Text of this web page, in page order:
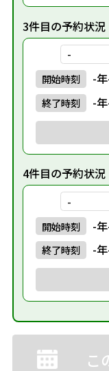
3件目の予約状況
-
開始時刻 -
終了時刻 -
4件目の予約状況
-
開始時刻 -
終了時刻 -
こ